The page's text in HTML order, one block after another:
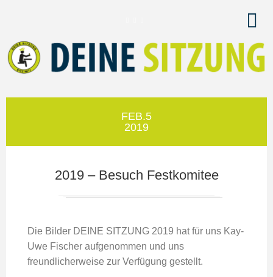
FEB.5
2019
2019 – Besuch Festkomitee
Die Bilder DEINE SITZUNG 2019 hat für uns Kay-
Uwe Fischer aufgenommen und uns
freundlicherweise zur Verfügung gestellt.